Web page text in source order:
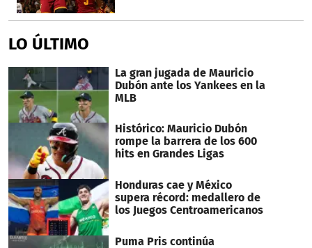
LO ÚLTIMO
La gran jugada de Mauricio
Dubón ante los Yankees en la
MLB
Histórico: Mauricio Dubón
rompe la barrera de los 600
hits en Grandes Ligas
Honduras cae y México
supera récord: medallero de
los Juegos Centroamericanos
Puma Pris continúa